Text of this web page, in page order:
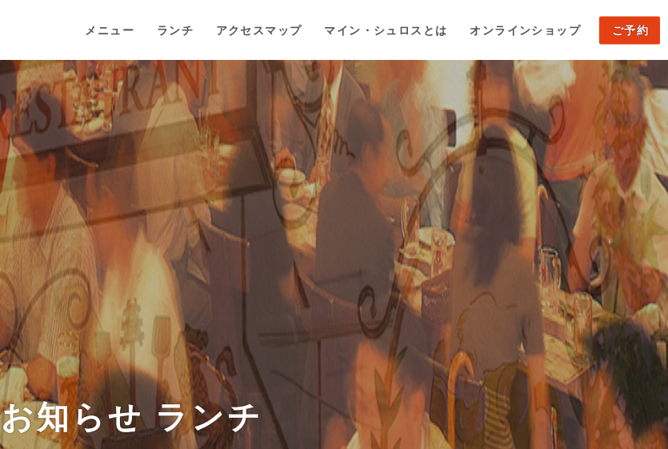
メニュー ランチ アクセスマップ マイン・シュロスとは オンラインショップ ご予約
お知らせ ランチ